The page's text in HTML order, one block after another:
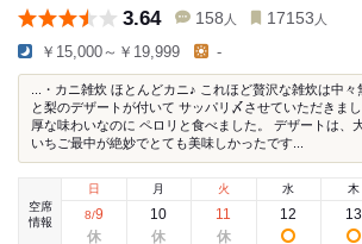
3.64 158 人 17153 人
￥15,000～￥19,999 -
...・カニ雑炊 ほとんどカニ♪ これほど贅沢な雑炊は中々
と梨のデザートが付いて サッパリ〆させていただきま
厚な味わいなのに ペロリと食べました。 デザートは、
いちご最中が絶妙でとても美味しかったです...
空席
情報
日
8/9
月
10
火
11
水
12
木
13